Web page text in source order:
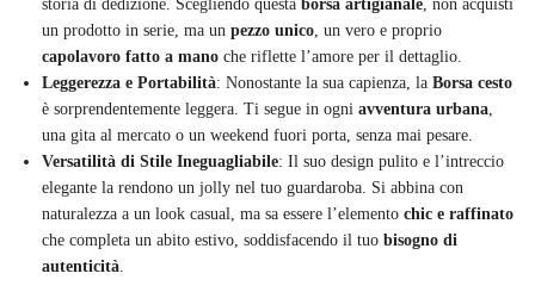
storia di dedizione. Scegliendo questa borsa artigianale , non acquisti
un prodotto in serie, ma un pezzo unico , un vero e proprio
capolavoro fatto a mano che riflette l’amore per il dettaglio.
Leggerezza e Portabilità: Nonostante la sua capienza, la Borsa cesto
è sorprendentemente leggera. Ti segue in ogni avventura urbana
una gita al mercato o un weekend fuori porta, senza mai pesare.
Versatilità di Stile Ineguagliabile: Il suo design pulito e l’intreccio
elegante la rendono un jolly nel tuo guardaroba. Si abbina con
naturalezza a un look casual, ma sa essere l’elemento chic e raffinato
che completa un abito estivo, soddisfacendo il tuo bisogno di
autenticità